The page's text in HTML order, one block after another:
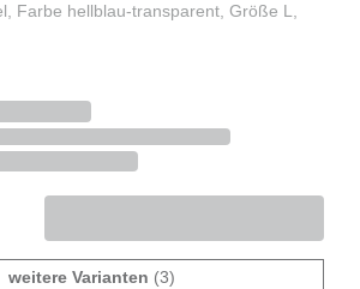
Farbe hellblau-transparent, Größe L,
weitere Varianten (3)